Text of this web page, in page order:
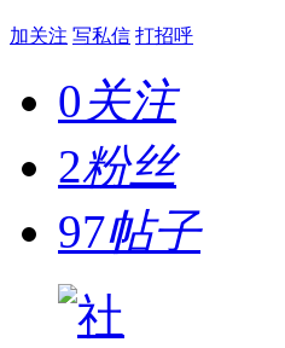
加关注 写私信 打招呼
0关注
2粉丝
97帖子